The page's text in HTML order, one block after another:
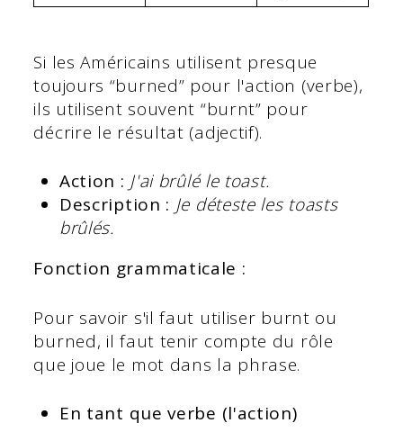
Si les Américains utilisent presque
toujours “burned” pour l'action (verbe),
ils utilisent souvent “burnt” pour
décrire le résultat (adjectif).
Action : J'ai brûlé le toast.
Description : Je déteste les toasts
brûlés.
Fonction grammaticale :
Pour savoir s'il faut utiliser burnt ou
burned, il faut tenir compte du rôle
que joue le mot dans la phrase.
En tant que verbe (l'action)